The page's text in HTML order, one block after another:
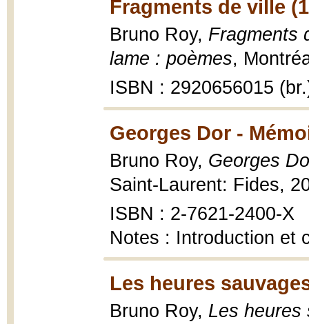
Fragments de ville
Bruno Roy, Fragments
lame : poèmes,
ISBN : 2920656015
Georges Dor -
Bruno Roy, Georges
Saint-Laurent: Fides,
ISBN : 2-7621-2400-X
Notes : Introduction et
Les heures
Bruno Roy, Les heures